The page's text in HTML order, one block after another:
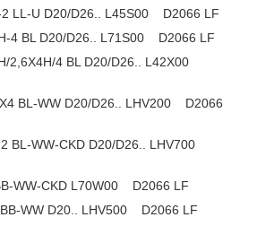
2 LL-U D20/D26.. L45S00 D2066 LF
4 BL D20/D26.. L71S00 D2066 LF
2,6X4H/4 BL D20/D26.. L42X00
BL-WW D20/D26.. LHV200 D2066
BL-WW-CKD D20/D26.. LHV700
WW-CKD L70W00 D2066 LF
WW D20.. LHV500 D2066 LF